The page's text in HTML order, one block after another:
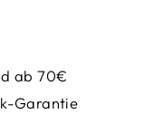
ab 70€
Garantie